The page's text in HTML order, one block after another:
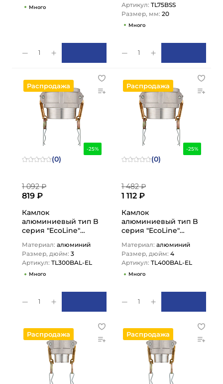
Много
1
Артикул: TL75BSS
Размер, мм: 20
Много
1
-25%
Распродажа
(0)
1 092 ₽
819 ₽
Камлок
алюминиевый тип B
серия "EcoLine"
резьба BSP 3",
TL300BAL-EL…
Материал: алюминий
Размер, дюйм: 3
Артикул: TL300BAL-EL
Много
1
-25%
Распродажа
(0)
1 482 ₽
1 112 ₽
Камлок
алюминиевый тип B
серия "EcoLine"
резьба BSP 4",
TL400BAL-EL…
Материал: алюминий
Размер, дюйм: 4
Артикул: TL400BAL-EL
Много
1
Распродажа Распродажа